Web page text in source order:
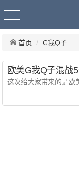
首页 G我Q子
欧美G我Q子混战
这次给大家带来的是欧